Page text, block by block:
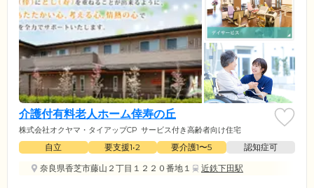
介護付有料老人ホーム倖寿の丘
株式会社オクヤマ・タイアップCP サービス付き高齢者向け住宅
自立 要支援1•2 要介護1〜5
認知症可
奈良県香芝市藤山２丁目１２２０番地１
近鉄下田駅